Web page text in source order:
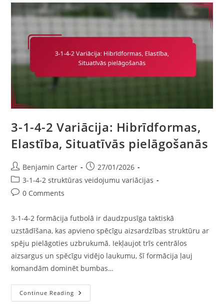
Komunikācija,
Izpratne,
Sinergija
3-1-4-2 Variācija: Hibrīdformas,
Elastība, Situatīvās pielāgošanās
Post
author:
Benjamin Carter
Post
published:
27/01/2026
Post
category:
3-1-4-2 struktūras veidojumu variācijas
Post0 Comments
3-1-4-2 formācija futbolā ir daudzpusīga taktiskā
uzstādīšana, kas apvieno spēcīgu aizsardzības struktūru ar
spēju pielāgoties uzbrukumā. Iekļaujot trīs centrālos
aizsargus un spēcīgu vidējo laukumu, šī formācija ļauj
komandām dominēt bumbas…
Continue Reading 3-
1-